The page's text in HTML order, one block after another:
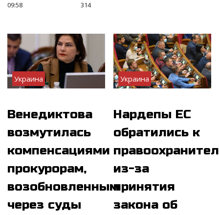
09:58
314
Украина
Венедиктова
возмутилась
компенсациями
прокурорам,
возобновленным
через суды
Украина
Нардепы ЕС
обратились к
из-за
принятия
закона об